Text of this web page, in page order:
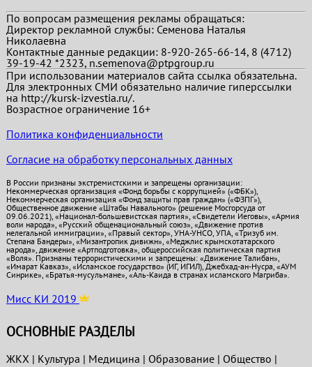
По вопросам размещения рекламы обращаться:
Директор рекламной службы: Семенова Наталья
Николаевна
Контактные данные редакции: 8-920-265-66-14, 8 (4712)
39-19-42 *2323, n.semenova@ptpgroup.ru
При использовании материалов сайта ссылка обязательна.
Для электронных СМИ обязательно наличие гиперссылки
на http://kursk-izvestia.ru/.
Возрастное ограничение 16+
Политика конфиденциальности
Согласие на обработку персональных данных
В России признаны экстремистскими и запрещены организации:
Некоммерческая организация «Фонд борьбы с коррупцией» («ФБК»),
Некоммерческая организация «Фонд защиты прав граждан» («ФЗПГ»),
Общественное движение «Штабы Навального» (решение Мосгорсуда от
09.06.2021), «Национал-большевистская партия», «Свидетели Иеговы», «Армия
воли народа», «Русский общенациональный союз», «Движение против
нелегальной иммиграции», «Правый сектор», УНА-УНСО, УПА, «Тризуб им.
Степана Бандеры», «Мизантропик дивижн», «Меджлис крымскотатарского
народа», движение «Артподготовка», общероссийская политическая партия
«Воля». Признаны террористическими и запрещены: «Движение Талибан»,
«Имарат Кавказ», «Исламское государство» (ИГ, ИГИЛ), Джебхад-ан-Нусра, «АУМ
Синрике», «Братья-мусульмане», «Аль-Каида в странах исламского Магриба».
Мисс КИ 2019
ОСНОВНЫЕ РАЗДЕЛЫ
ЖКХ| Культура | Медицина | Образование| Общество |